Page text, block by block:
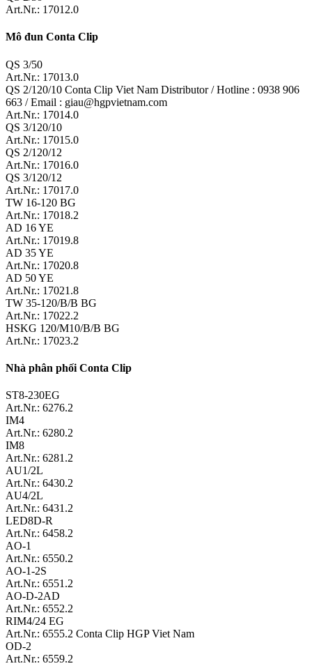
Art.Nr.: 17012.0
Mô đun Conta Clip
QS 3/50
Art.Nr.: 17013.0
QS 2/120/10 Conta Clip Viet Nam Distributor / Hotline : 0938 906
663 / Email : giau@hgpvietnam.com
Art.Nr.: 17014.0
QS 3/120/10
Art.Nr.: 17015.0
QS 2/120/12
Art.Nr.: 17016.0
QS 3/120/12
Art.Nr.: 17017.0
TW 16-120 BG
Art.Nr.: 17018.2
AD 16 YE
Art.Nr.: 17019.8
AD 35 YE
Art.Nr.: 17020.8
AD 50 YE
Art.Nr.: 17021.8
TW 35-120/B/B BG
Art.Nr.: 17022.2
HSKG 120/M10/B/B BG
Art.Nr.: 17023.2
Nhà phân phối Conta Clip
ST8-230EG
Art.Nr.: 6276.2
IM4
Art.Nr.: 6280.2
IM8
Art.Nr.: 6281.2
AU1/2L
Art.Nr.: 6430.2
AU4/2L
Art.Nr.: 6431.2
LED8D-R
Art.Nr.: 6458.2
AO-1
Art.Nr.: 6550.2
AO-1-2S
Art.Nr.: 6551.2
AO-D-2AD
Art.Nr.: 6552.2
RIM4/24 EG
Art.Nr.: 6555.2 Conta Clip HGP Viet Nam
OD-2
Art.Nr.: 6559.2